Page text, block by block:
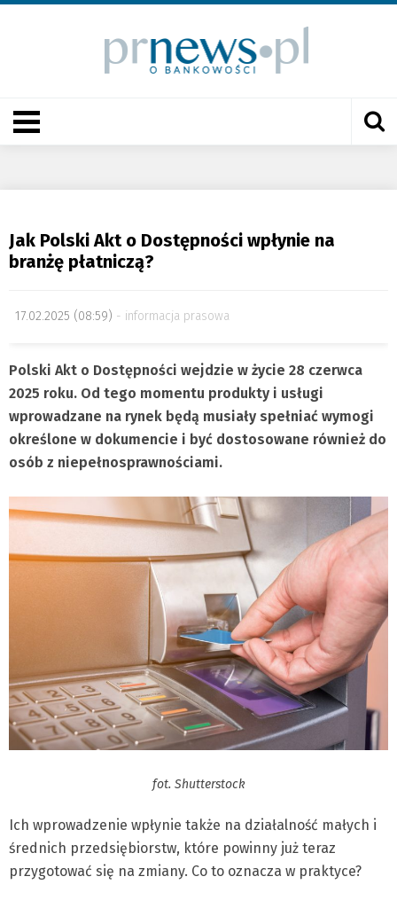
Jak Polski Akt o Dostępności wpłynie na
branżę płatniczą?
17.02.2025 (08:59) informacja prasowa
Polski Akt o Dostępności wejdzie w życie 28 czerwca
2025 roku. Od tego momentu produkty i usługi
wprowadzane na rynek będą musiały spełniać wymogi
określone w dokumencie i być dostosowane również do
osób z niepełnosprawnościami.
fot. Shutterstock
Ich wprowadzenie wpłynie także na działalność małych i
średnich przedsiębiorstw, które powinny już teraz
przygotować się na zmiany. Co to oznacza w praktyce?